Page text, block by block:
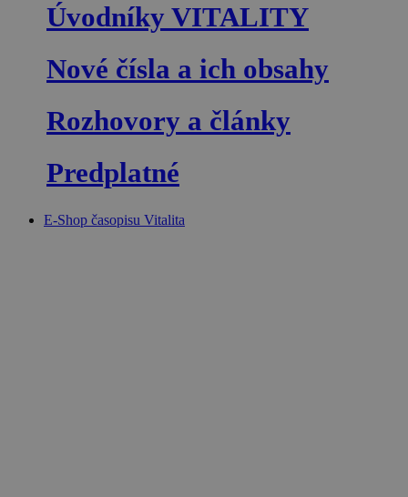
Úvodníky VITALITY
Nové čísla a ich obsahy
Rozhovory a články
Predplatné
E-Shop časopisu Vitalita